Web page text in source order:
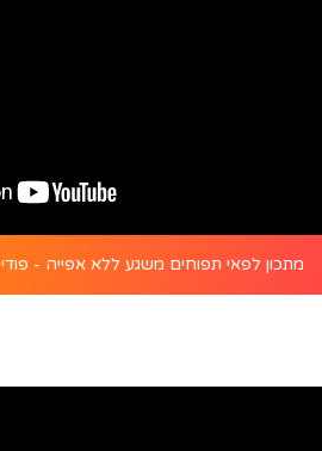
מתכון לפאי תפוחים משגע ללא אפייה - פודי